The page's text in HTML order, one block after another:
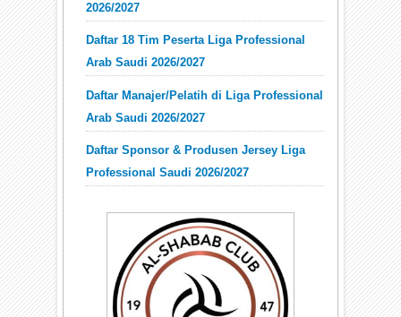
2026/2027
Daftar 18 Tim Peserta Liga Professional
Arab Saudi 2026/2027
Daftar Manajer/Pelatih di Liga Professional
Arab Saudi 2026/2027
Daftar Sponsor & Produsen Jersey Liga
Professional Saudi 2026/2027